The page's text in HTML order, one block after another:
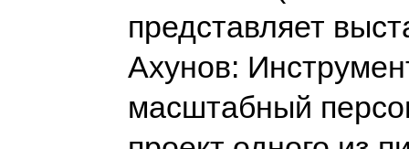
представляет
Ахунов:
масштабный